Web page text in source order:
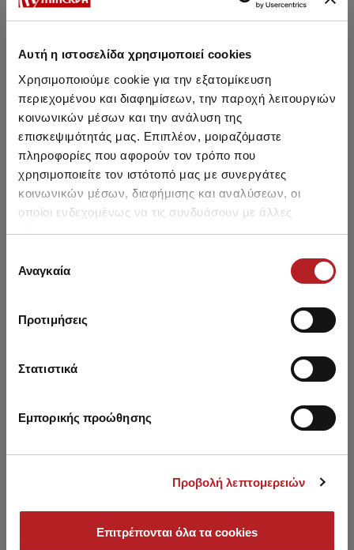
Αυτή η ιστοσελίδα χρησιμοποιεί cookies
Χρησιμοποιούμε cookie για την εξατομίκευση
περιεχομένου και διαφημίσεων, την παροχή λειτουργιών
κοινωνικών μέσων και την ανάλυση της
επισκεψιμότητάς μας. Επιπλέον, μοιραζόμαστε
πληροφορίες που αφορούν τον τρόπο που
χρησιμοποιείτε τον ιστότοπό μας με συνεργάτες
κοινωνικών μέσων, διαφήμισης και αναλύσεων, οι
οποίοι ενδεχομένως να τις συνδυάσουν με άλλες
πληροφορίες που τους έχετε παραχωρήσει ή τις οποίες
των υπηρεσιών τους.
συγκατάθεσης
Αναγκαία
Προτιμήσεις
Στατιστικά
Εμπορικής προώθησης
Προβολή λεπτομερειών
Επιτρέπονται όλα τα cookies
Μπορεί να σου αρέσει επίσης
HOT OFFER
Fimelle TENCEL™ Modal
Fimelle TENCEL™ Modal
Κορμάκι με 1 'Ωμο
Είδατε πρόσφατα
HOT OFFER